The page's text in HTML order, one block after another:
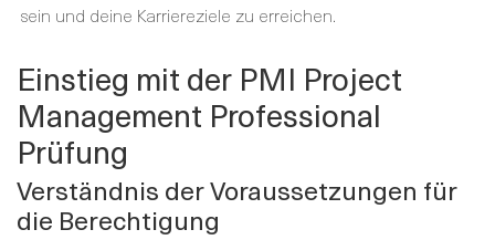
sein und deine Karriereziele zu erreichen.
Einstieg mit der PMI Project
Management Professional
Prüfung
Verständnis der Voraussetzungen für
die Berechtigung